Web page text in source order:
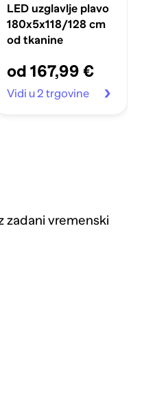
LED uzglavlje plavo
180x5x118/128 cm
od tkanine
od 167,99 €
Vidi u 2 trgovine
zadani vremenski